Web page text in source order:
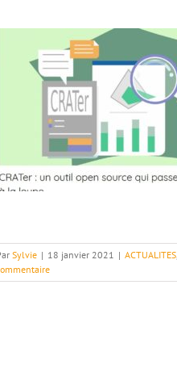
Sylvie | 18 janvier 2021 | ACTUALITES